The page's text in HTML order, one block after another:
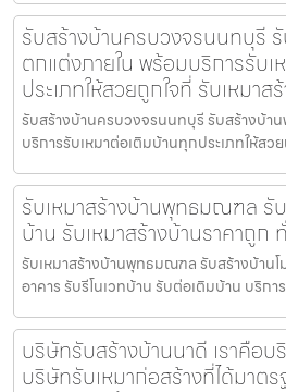
รับสร้างบ้านครบวงจรนนทบุรี
ตกแต่งภายใน พร้อมบริการรับ
ประเภทให้สวยถูกใจที่ รับเหมาส
รับสร้างบ้านครบวงจรนนทบุรี รับสร้างบ้า
บริการรับเหมาต่อเติมบ้านทุกประเภทให้สว
รับเหมาสร้างบ้านพุทธมณฑล รั
บ้าน รับเหมาสร้างบ้านราคาถูก
รับเหมาสร้างบ้านพุทธมณฑล รับสร้างบ้านโ
อาคาร รับรีโนเวทบ้าน รับต่อเติมบ้าน บริก
บริษัทรับสร้างบ้านนาดี เราคือบ
บริษัทรับเหมาก่อสร้างที่ได้มาตรฐ